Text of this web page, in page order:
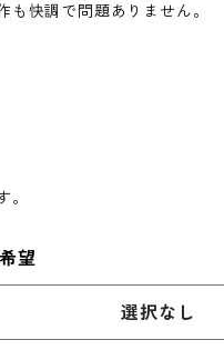
も快調で問題ありません。
望
選択なし